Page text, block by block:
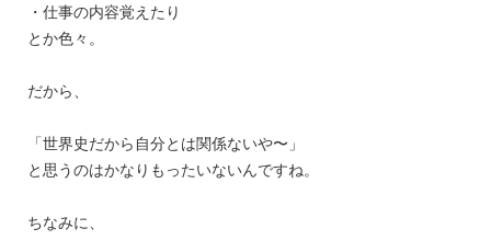
・仕事の内容覚えたり
とか色々。
だから、
「世界史だから自分とは関係ないや〜」
と思うのはかなりもったいないんですね。
ちなみに、